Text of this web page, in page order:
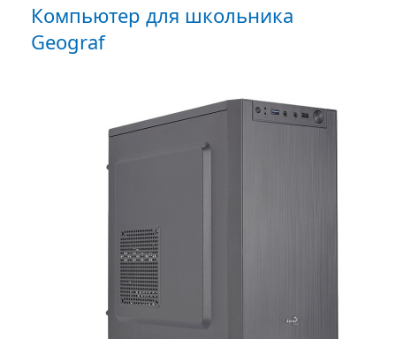
Компьютер для школьника
Geograf